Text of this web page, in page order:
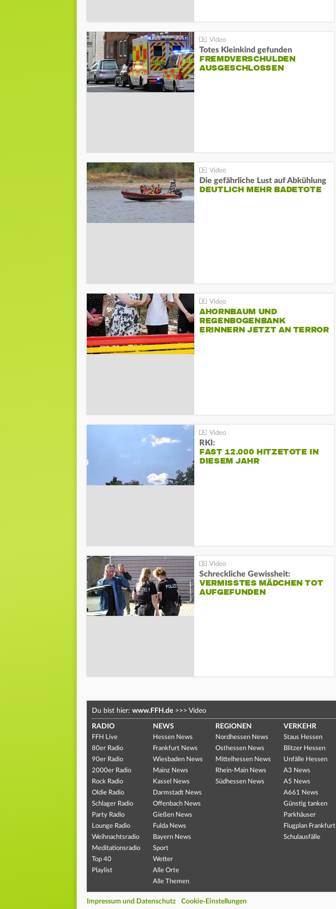
Totes Kleinkind gefunden
FREMDVERSCHULDEN
AUSGESCHLOSSEN
Die gefährliche Lust auf Abkühlung
DEUTLICH MEHR BADETOTE
AHORNBAUM UND
REGENBOGENBANK
ERINNERN JETZT AN TERROR
RKI:
FAST 12.000 HITZETOTE IN
DIESEM JAHR
Schreckliche Gewissheit:
VERMISSTES MÄDCHEN TOT
AUFGEFUNDEN
Du bist hier: www.FFH.de >>> Video
RADIO
FFH Live
80er Radio
90er Radio
2000er Radio
Rock Radio
Oldie Radio
Schlager Radio
Party Radio
Lounge Radio
Weihnachtsradio
Meditationsradio
Top 40
Playlist
NEWS
Hessen News
Frankfurt News
Wiesbaden News
Mainz News
Kassel News
Darmstadt News
Offenbach News
Gießen News
Fulda News
Bayern News
Sport
Wetter
Alle Orte
Alle Themen
REGIONEN
Nordhessen News
Osthessen News
Mittelhessen News
Rhein-Main News
Südhessen News
VERKEHR
Staus Hessen
Blitzer Hessen
Unfälle Hessen
A3 News
A5 News
A661 News
Günstig tanken
Parkhäuser
Flugplan Frankfurt
Schulausfälle
Impressum und Datenschutz Cookie-Einstellungen